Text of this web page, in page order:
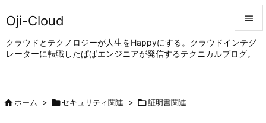
Oji-Cloud
クラウドとテクノロジーが人生をHappyにする。クラウドインテグ
レーターに転職したぱぱエンジニアが発信するテクニカルブログ。


メニュ
ホーム > セキュリティ関連 > 証明書関連